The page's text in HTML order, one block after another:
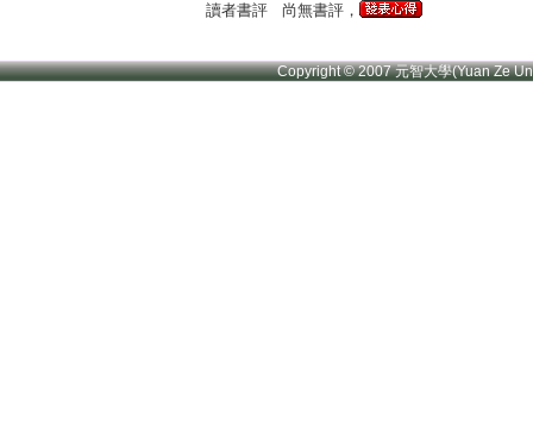
讀者書評 尚無書評，
Copyright © 2007 元智大學(Yuan Ze